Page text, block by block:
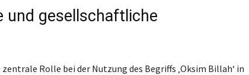
und gesellschaftliche
Rolle bei der Nutzung des Begriffs ‚Oksim Billah‘ in